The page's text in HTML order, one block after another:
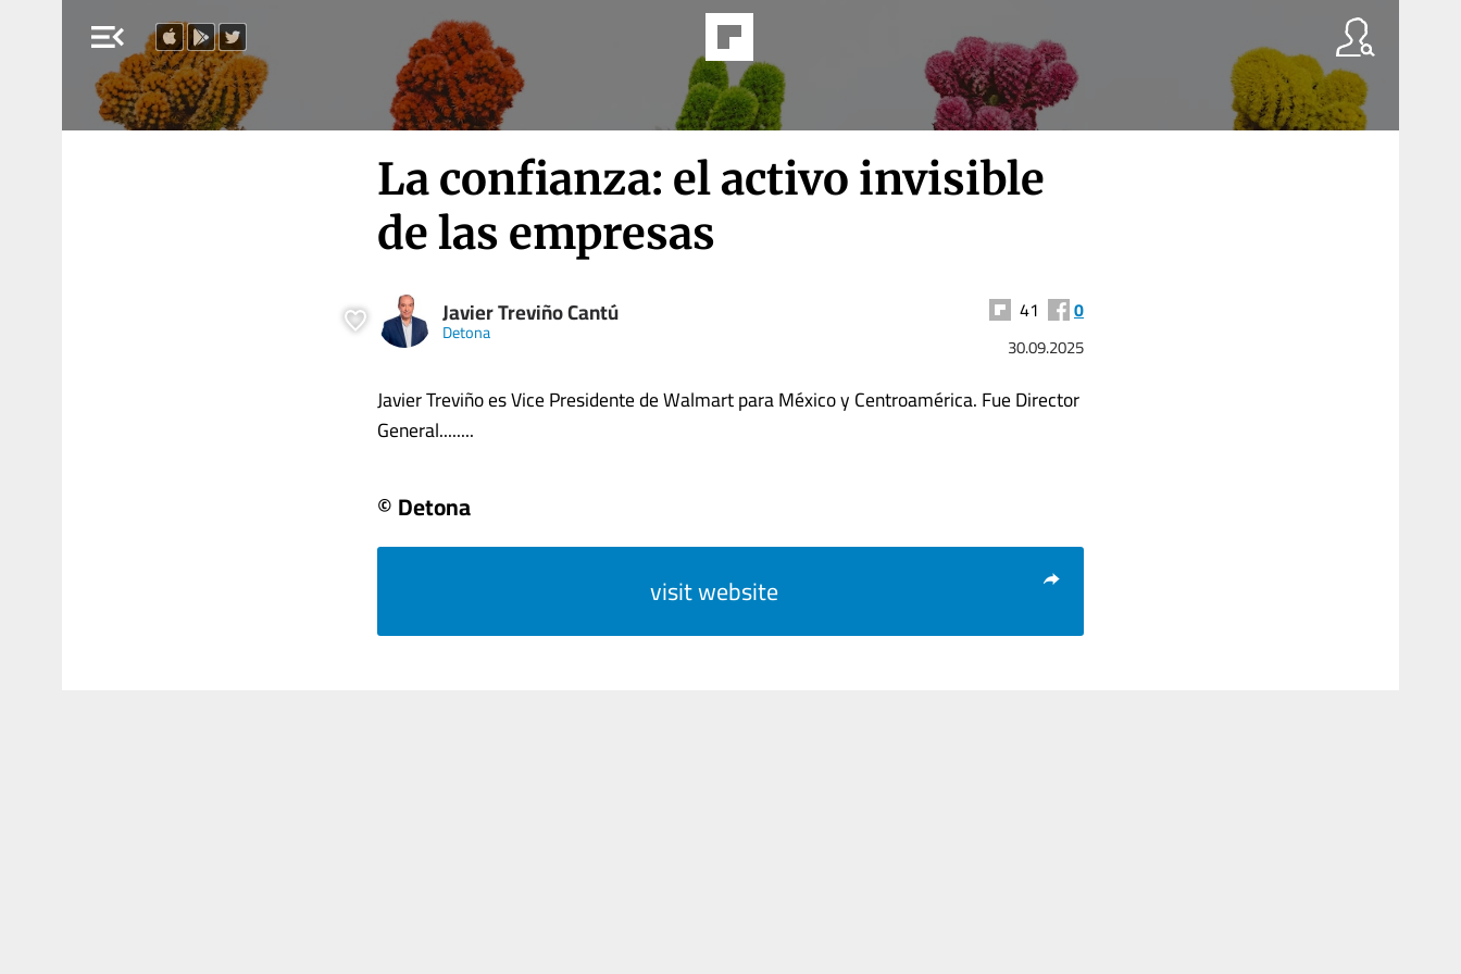
menu_open
La confianza: el activo invisible
de las empresas
Javier Treviño Cantú
Detona
41 0
30.09.2025
Javier Treviño es Vice Presidente de Walmart para México y Centroamérica. Fue Director
General........
© Detona
visit website